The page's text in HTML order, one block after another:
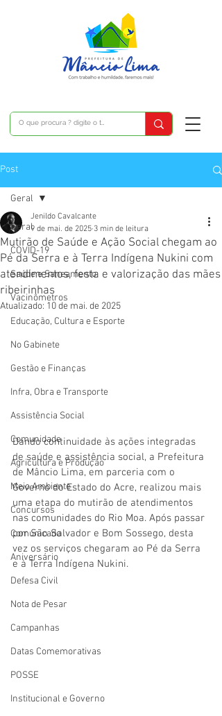
Post
Geral
COVID-19
Saúde e Saneamento
Vacinômetros
Educação, Cultura e Esporte
No Gabinete
Gestão e Finanças
Infra, Obra e Transporte
Assistência Social
Comunidade
Agricultura e Produção
Meio Ambiente
Concursos
Comunicado
Aniversário
Defesa Civil
Nota de Pesar
Campanhas
Datas Comemorativas
POSSE
Institucional e Governo
Geral
Mutirão de Saúde e Ação Social chegam ao
Pé da Serra e à Terra Indígena Nukini com
atendimentos, festa e valorização das mães
ribeirinhas
Jenildo Cavalcante
9 de mai. de 2025 3 min de leitura
Atualizado: 10 de mai. de 2025
Dando continuidade às ações integradas
de saúde e assistência social, a Prefeitura
de Mâncio Lima, em parceria com o
Governo do Estado do Acre, realizou mais
uma etapa do mutirão de atendimentos
nas comunidades do Rio Moa. Após passar
por São Salvador e Bom Sossego, desta
vez os serviços chegaram ao Pé da Serra
e à Terra Indígena Nukini.